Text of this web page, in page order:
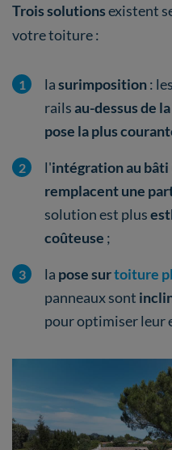
Trois solutionsexistent
votre toiture :
lasurimposition:
railsau-dessus de
pose la plus
l'intégration au bâti
remplacent une
solution est plus
coûteuse ;
la pose surtoiture
panneaux sont
pour optimiser leur